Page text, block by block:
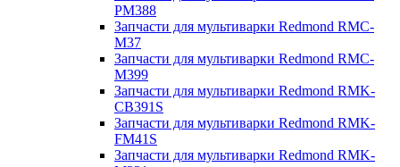
PM388
Запчасти для мультиварки Redmond RMC-
M37
Запчасти для мультиварки Redmond RMC-
M399
Запчасти для мультиварки Redmond RMK-
CB391S
Запчасти для мультиварки Redmond RMK-
FM41S
Запчасти для мультиварки Redmond RMK-